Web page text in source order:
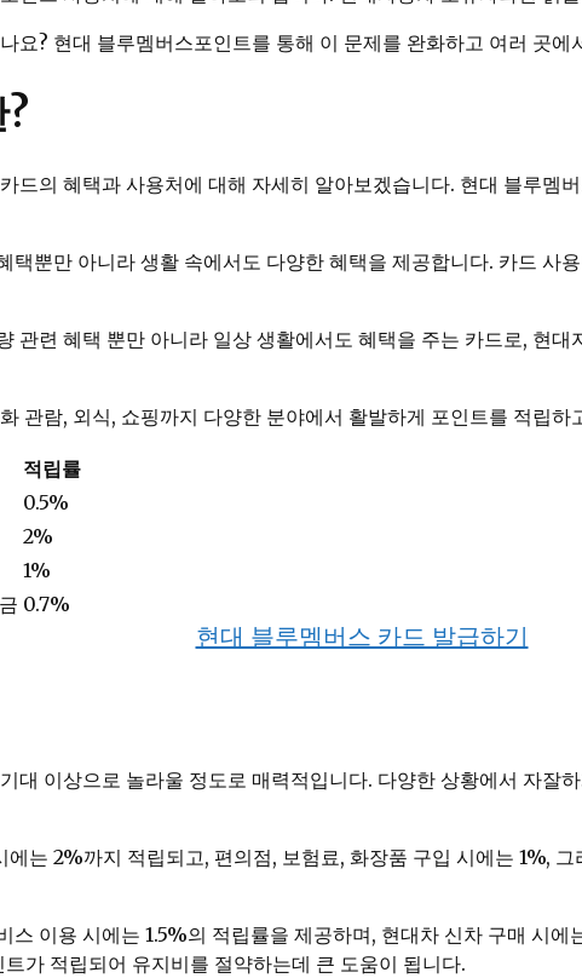
요? 현대 블루멤버스포인트를 통해 이 문제를 완화하고 여러 곳
드의 혜택과 사용처에 대해 자세히 알아보겠습니다. 현대 블루멤
택뿐만 아니라 생활 속에서도 다양한 혜택을 제공합니다. 카드 사
관련 혜택 뿐만 아니라 일상 생활에서도 혜택을 주는 카드로, 현
관람, 외식, 쇼핑까지 다양한 분야에서 활발하게 포인트를 적립하
적립률
0.5%
2%
1%
0.7%
현대 블루멤버스 카드 발급하기
대 이상으로 놀라울 정도로 매력적입니다. 다양한 상황에서 자잘
는 2%까지 적립되고, 편의점, 보험료, 화장품 구입 시에는 1%,
스 이용 시에는 1.5%의 적립률을 제공하며, 현대차 신차 구매 시에
가 적립되어 유지비를 절약하는데 큰 도움이 됩니다.